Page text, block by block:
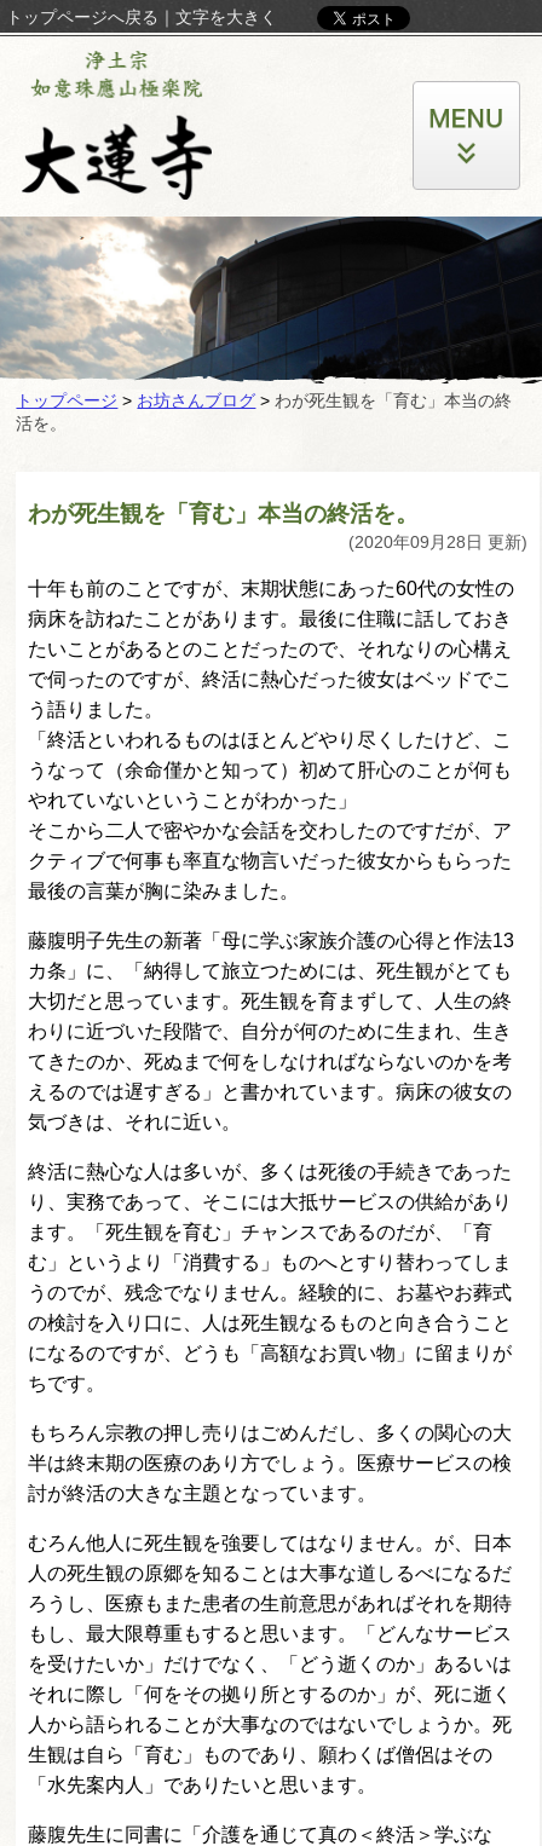
トップページへ戻る ｜ 文字を大きく
トップページ > お坊さんブログ > わが死生観を「育む」本当の終
活を。
わが死生観を「育む」本当の終活を。
(2020年09月28日 更新)
十年も前のことですが、末期状態にあった60代の女性の
病床を訪ねたことがあります。最後に住職に話しておき
たいことがあるとのことだったので、それなりの心構え
で伺ったのですが、終活に熱心だった彼女はベッドでこ
う語りました。
「終活といわれるものはほとんどやり尽くしたけど、こ
うなって（余命僅かと知って）初めて肝心のことが何も
やれていないということがわかった」
そこから二人で密やかな会話を交わしたのですだが、ア
クティブで何事も率直な物言いだった彼女からもらった
最後の言葉が胸に染みました。
藤腹明子先生の新著「母に学ぶ家族介護の心得と作法13
カ条」に、「納得して旅立つためには、死生観がとても
大切だと思っています。死生観を育まずして、人生の終
わりに近づいた段階で、自分が何のために生まれ、生き
てきたのか、死ぬまで何をしなければならないのかを考
えるのでは遅すぎる」と書かれています。病床の彼女の
気づきは、それに近い。
終活に熱心な人は多いが、多くは死後の手続きであった
り、実務であって、そこには大抵サービスの供給があり
ます。「死生観を育む」チャンスであるのだが、「育
む」というより「消費する」ものへとすり替わってしま
うのでが、残念でなりません。経験的に、お墓やお葬式
の検討を入り口に、人は死生観なるものと向き合うこと
になるのですが、どうも「高額なお買い物」に留まりが
ちです。
もちろん宗教の押し売りはごめんだし、多くの関心の大
半は終末期の医療のあり方でしょう。医療サービスの検
討が終活の大きな主題となっています。
むろん他人に死生観を強要してはなりません。が、日本
人の死生観の原郷を知ることは大事な道しるべになるだ
ろうし、医療もまた患者の生前意思があればそれを期待
もし、最大限尊重もすると思います。「どんなサービス
を受けたいか」だけでなく、「どう逝くのか」あるいは
それに際し「何をその拠り所とするのか」が、死に逝く
人から語られることが大事なのではないでしょうか。死
生観は自ら「育む」ものであり、願わくば僧侶はその
「水先案内人」でありたいと思います。
藤腹先生に同書に「介護を通じて真の＜終活＞学ぶな